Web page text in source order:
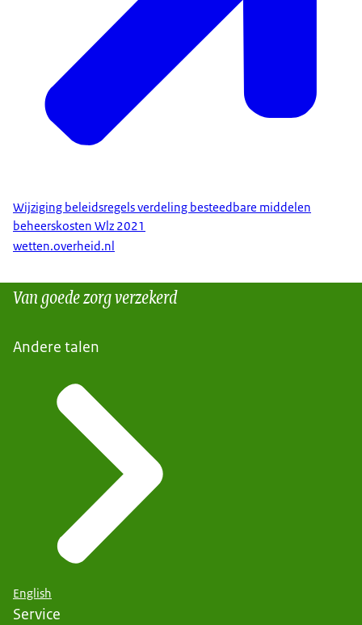
Wijziging beleidsregels verdeling besteedbare middelen
beheerskosten Wlz 2021
wetten.overheid.nl
Van goede zorg verzekerd
Andere talen
English
Service